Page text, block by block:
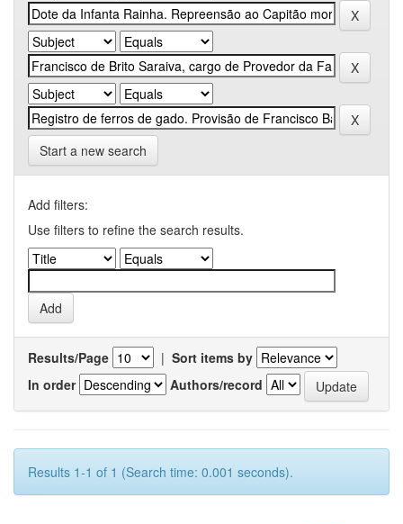
Start a new search
Add filters:
Use filters to refine the search results.
Results/Page | Sort items by
In order
Authors/record
Results 1-1 of 1 (Search time: 0.001 seconds).